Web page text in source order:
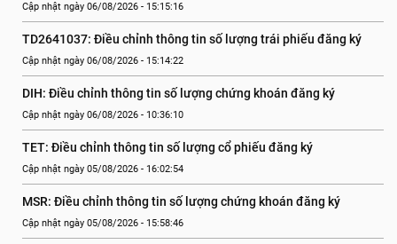
Cập nhật ngày 06/08/2026 - 15:15:16
TD2641037: Điều chỉnh thông tin số lượng trái phiếu đăng ký
Cập nhật ngày 06/08/2026 - 15:14:22
DIH: Điều chỉnh thông tin số lượng chứng khoán đăng ký
Cập nhật ngày 06/08/2026 - 10:36:10
TET: Điều chỉnh thông tin số lượng cổ phiếu đăng ký
Cập nhật ngày 05/08/2026 - 16:02:54
MSR: Điều chỉnh thông tin số lượng chứng khoán đăng ký
Cập nhật ngày 05/08/2026 - 15:58:46